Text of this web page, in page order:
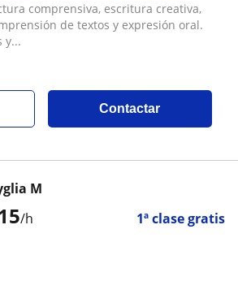
comprensiva, escritura creativa,
de textos y expresión oral.
y...
Contactar
/h 1ª clase gratis
M